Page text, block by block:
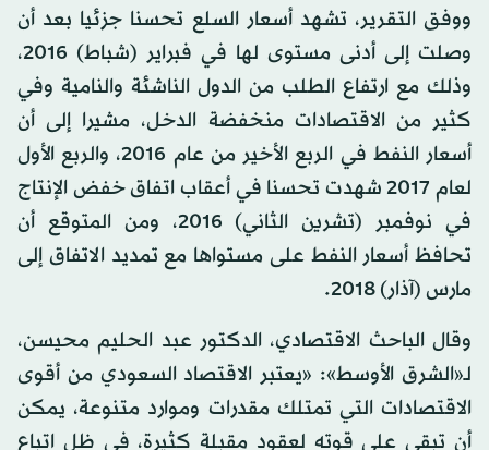
ووفق التقرير، تشهد أسعار السلع تحسنا جزئيا بعد أن
وصلت إلى أدنى مستوى لها في فبراير (شباط) 2016،
وذلك مع ارتفاع الطلب من الدول الناشئة والنامية وفي
كثير من الاقتصادات منخفضة الدخل، مشيرا إلى أن
أسعار النفط في الربع الأخير من عام 2016، والربع الأول
لعام 2017 شهدت تحسنا في أعقاب اتفاق خفض الإنتاج
في نوفمبر (تشرين الثاني) 2016، ومن المتوقع أن
تحافظ أسعار النفط على مستواها مع تمديد الاتفاق إلى
مارس (آذار) 2018.
وقال الباحث الاقتصادي، الدكتور عبد الحليم محيسن،
لـ«الشرق الأوسط»: «يعتبر الاقتصاد السعودي من أقوى
الاقتصادات التي تمتلك مقدرات وموارد متنوعة، يمكن
أن تبقي على قوته لعقود مقبلة كثيرة، في ظل اتباع